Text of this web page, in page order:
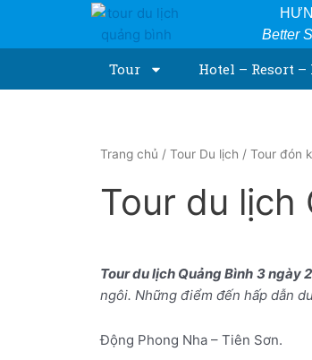
content
Better
Tour Hotel – Resort –
Trang chủ / Tour Du lịch / Tour đón
Tour du lịch
Tour du lịch Quảng Bình 3 ngày
ngôi. Những điểm đến hấp dẫn
Động Phong Nha – Tiên Sơn.